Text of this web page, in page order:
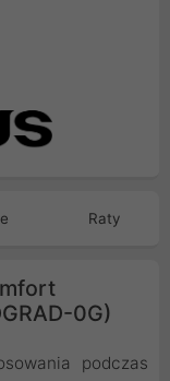
Raty
0G)
podczas